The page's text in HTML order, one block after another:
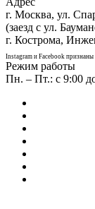
г. Москва, ул.
(заезд с ул.
г. Кострома,
Instagram и Facebook
Режим работы
Пн. – Пт.: с 9:00